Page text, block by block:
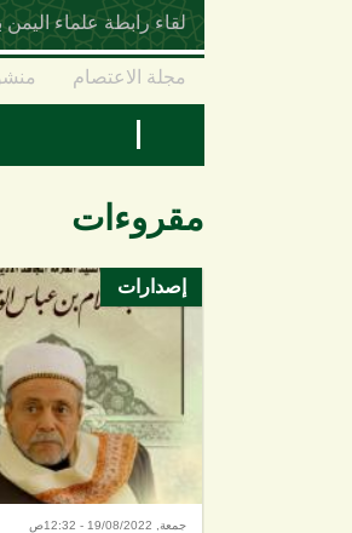
لقاء رابطة علماء
مجلة الاعتصام
مقروءات
إصدارات
جمعة, 19/08/2022 - 12:32ص
الصفحات